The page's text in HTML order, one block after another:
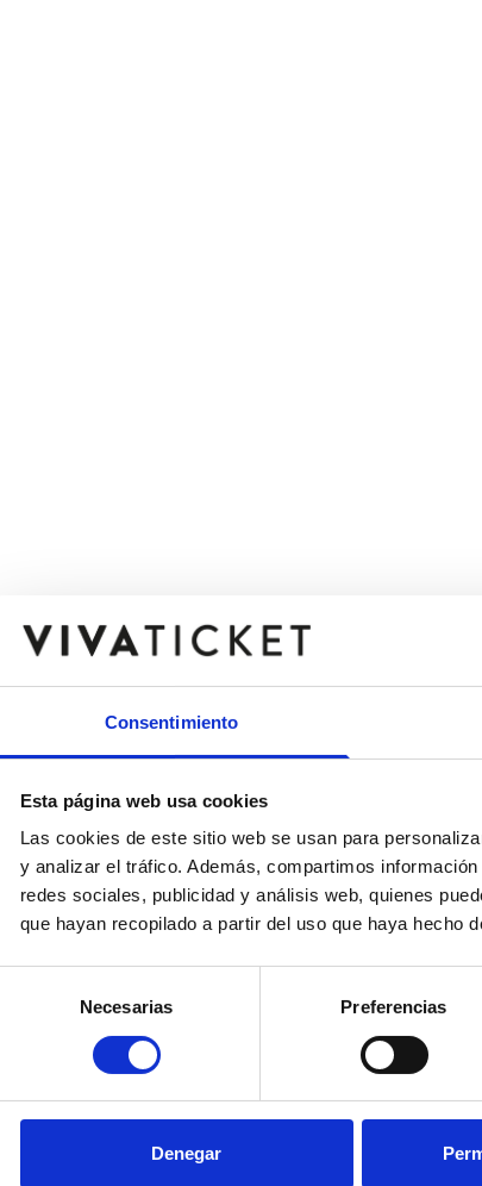
Consentimiento
Esta página web usa cookies
Las cookies de este sitio web se usan para
y analizar el tráfico. Además, compartimos
redes sociales, publicidad y análisis web, quienes
que hayan recopilado a partir del uso que haya hecho
consentimiento
Necesarias Preferencias
Denegar